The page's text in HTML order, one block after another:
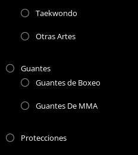
Taekwondo
Otras Artes
Guantes
Guantes de Boxeo
Guantes De MMA
Protecciones